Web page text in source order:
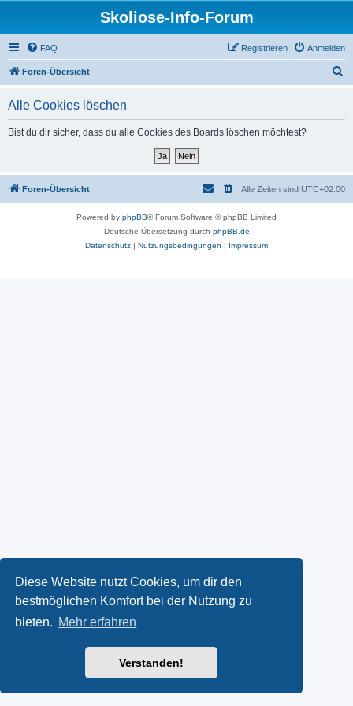
Diese Website nutzt Cookies, um dir den
bestmöglichen Komfort bei der Nutzung zu
bieten. Mehr erfahren
Verstanden!
Skoliose-Info-Forum
FAQ Anmelden
Registrieren
Foren-Übersicht
Alle Cookies löschen
Bist du dir sicher, dass du alle Cookies des Boards löschen möchtest?
Foren-Übersicht Alle Zeiten sind UTC+02:00
Powered by phpBB® Forum Software © phpBB Limited
Deutsche Übersetzung durch phpBB.de
Datenschutz | Nutzungsbedingungen | Impressum